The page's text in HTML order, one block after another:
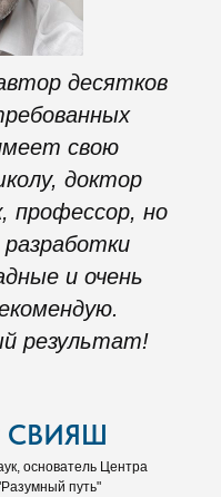
десятков
свою
доктор
профессор, но
и очень
результат!
СВИЯШ
основатель Центра
путь"